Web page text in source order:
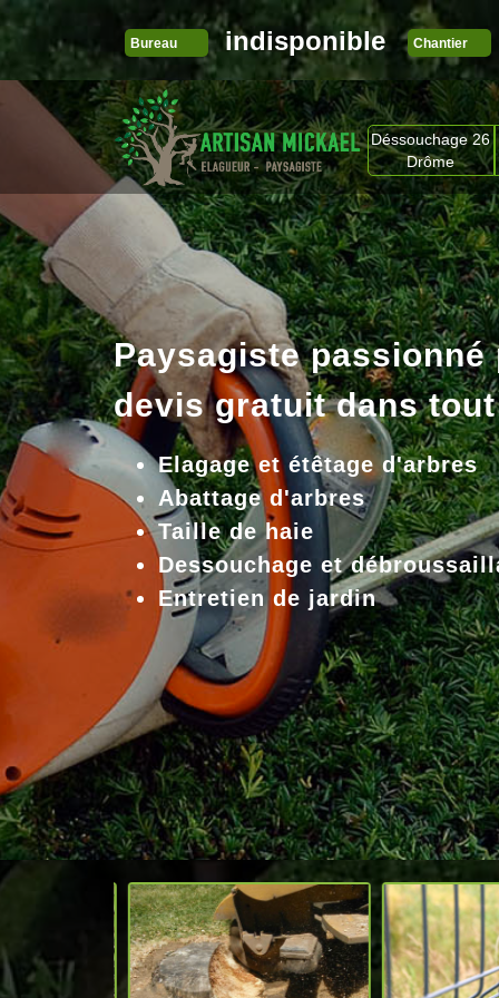
Bureau indisponible Chantier
Déssouchage 26
Drôme
Paysagiste passionné
devis gratuit dans
Elagage et étêtage d'arbres
Abattage d'arbres
Taille de haie
Dessouchage et
Entretien de jardin